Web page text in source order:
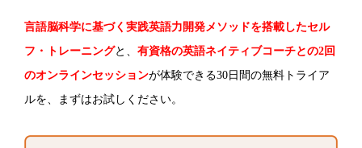
言語脳科学に基づく実践英語力開発メソッドを搭載したセル
フ・トレーニングと、有資格の英語ネイティブコーチとの2回
のオンラインセッションが体験できる30日間の無料トライア
ルを、まずはお試しください。